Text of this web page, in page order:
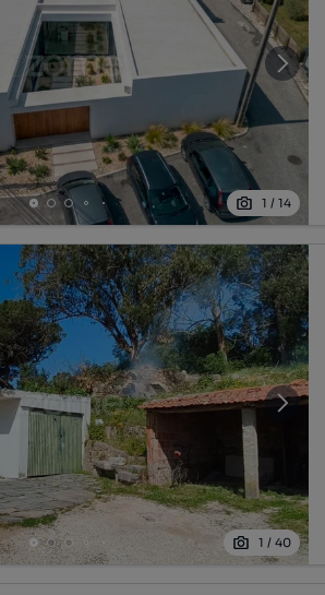
1 /14
1 /40